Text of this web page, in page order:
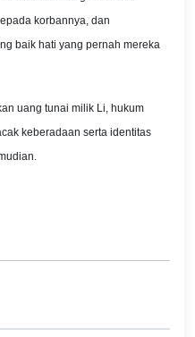
korbannya, dan
baik hati yang pernah mereka
uang tunai milik Li, hukum
keberadaan serta identitas